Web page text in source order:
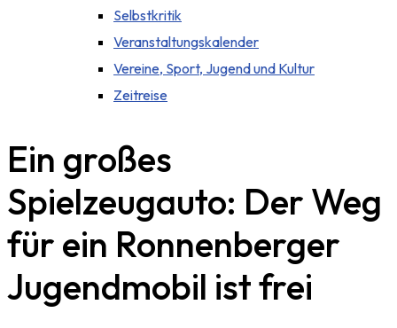
Selbstkritik
Veranstaltungskalender
Vereine, Sport, Jugend und Kultur
Zeitreise
Ein großes
Spielzeugauto: Der Weg
für ein Ronnenberger
Jugendmobil ist frei